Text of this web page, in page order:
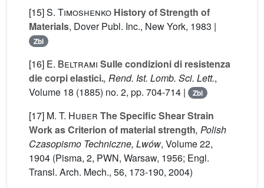
[15]S. Timoshenko History of Strength of
Materials, Dover Publ. Inc., New York, 1983 |
Zbl
[16] E. Beltrami Sulle condizioni di resistenza
die corpi elastici., Rend. Ist. Lomb. Sci. Lett.,
Volume 18 (1885) no. 2, pp. 704-714 | Zbl
[17] M. T. Huber The Specific Shear Strain
Work as Criterion of material strength, Polish
Czasopismo Techniczne, Lwów, Volume 22,
1904 (Pisma, 2, PWN, Warsaw, 1956; Engl.
Transl. Arch. Mech., 56, 173-190, 2004)